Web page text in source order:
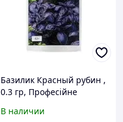
Базилик Красный рубин ,
0.3 гр, Професійне
В наличии